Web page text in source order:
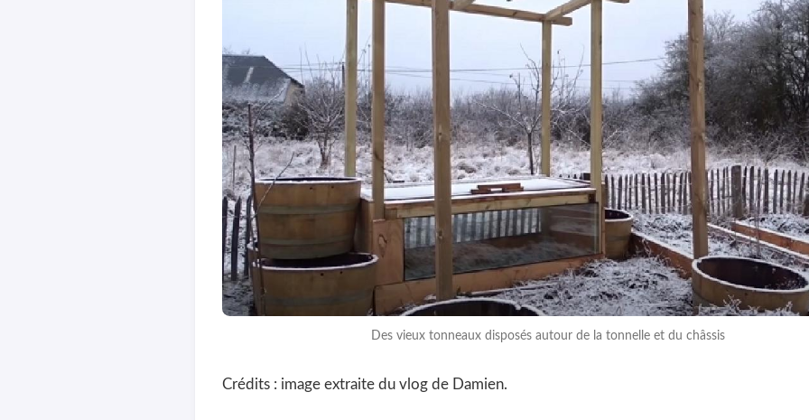
Des vieux tonneaux disposés autour de la tonnelle et du châssis
Crédits : image extraite du vlog de Damien.